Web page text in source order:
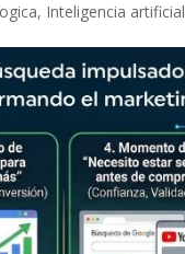
, Inteligencia artificial